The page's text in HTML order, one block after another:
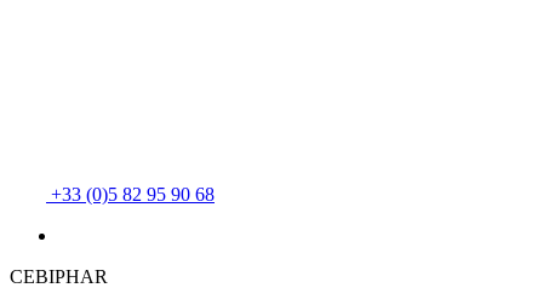
+33 (0)5 82 95 90 68
CEBIPHAR